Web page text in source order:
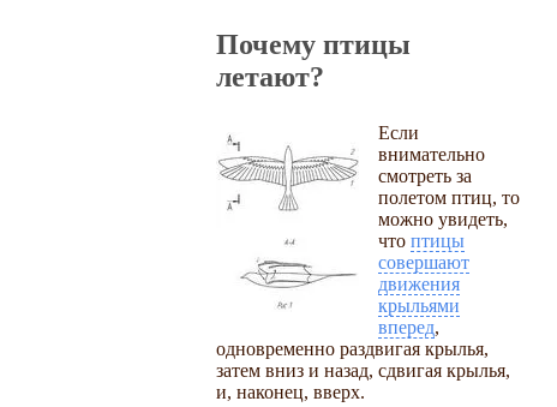
Почему птицы
летают?
Если
внимательно
смотреть за
полетом птиц, то
можно увидеть,
что птицы
совершают
движения
крыльями
вперед,
одновременно раздвигая крылья,
затем вниз и назад, сдвигая крылья,
и, наконец, вверх.